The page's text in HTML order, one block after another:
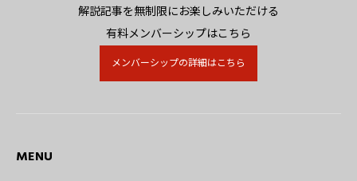
解説記事を無制限にお楽しみいただける
有料メンバーシップはこちら
メンバーシップの詳細はこちら
MENU